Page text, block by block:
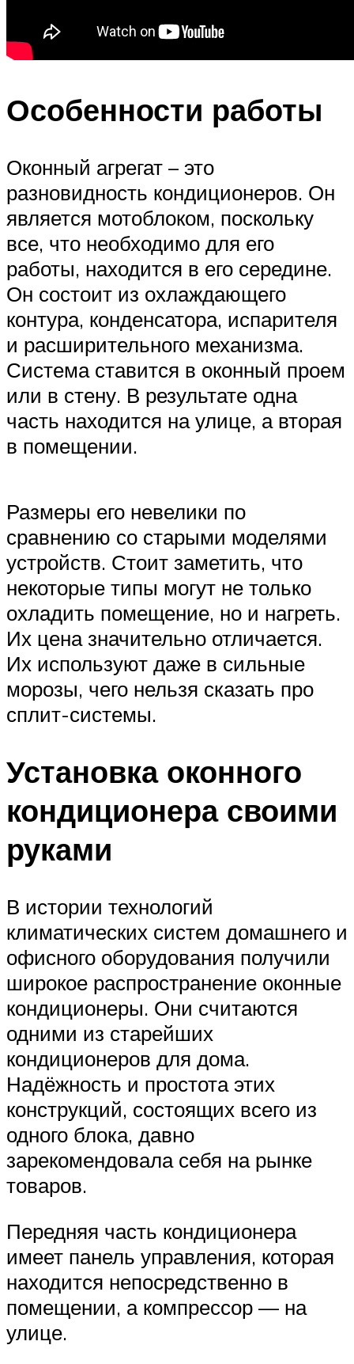
Особенности работы
Оконный агрегат – это
разновидность кондиционеров. Он
является мотоблоком, поскольку
все, что необходимо для его
работы, находится в его середине.
Он состоит из охлаждающего
контура, конденсатора, испарителя
и расширительного механизма.
Система ставится в оконный проем
или в стену. В результате одна
часть находится на улице, а вторая
в помещении.
Размеры его невелики по
сравнению со старыми моделями
устройств. Стоит заметить, что
некоторые типы могут не только
охладить помещение, но и нагреть.
Их цена значительно отличается.
Их используют даже в сильные
морозы, чего нельзя сказать про
сплит-системы.
Установка оконного
кондиционера своими
руками
В истории технологий
климатических систем домашнего и
офисного оборудования получили
широкое распространение оконные
кондиционеры. Они считаются
одними из старейших
кондиционеров для дома.
Надёжность и простота этих
конструкций, состоящих всего из
одного блока, давно
зарекомендовала себя на рынке
товаров.
Передняя часть кондиционера
имеет панель управления, которая
находится непосредственно в
помещении, а компрессор — на
улице.